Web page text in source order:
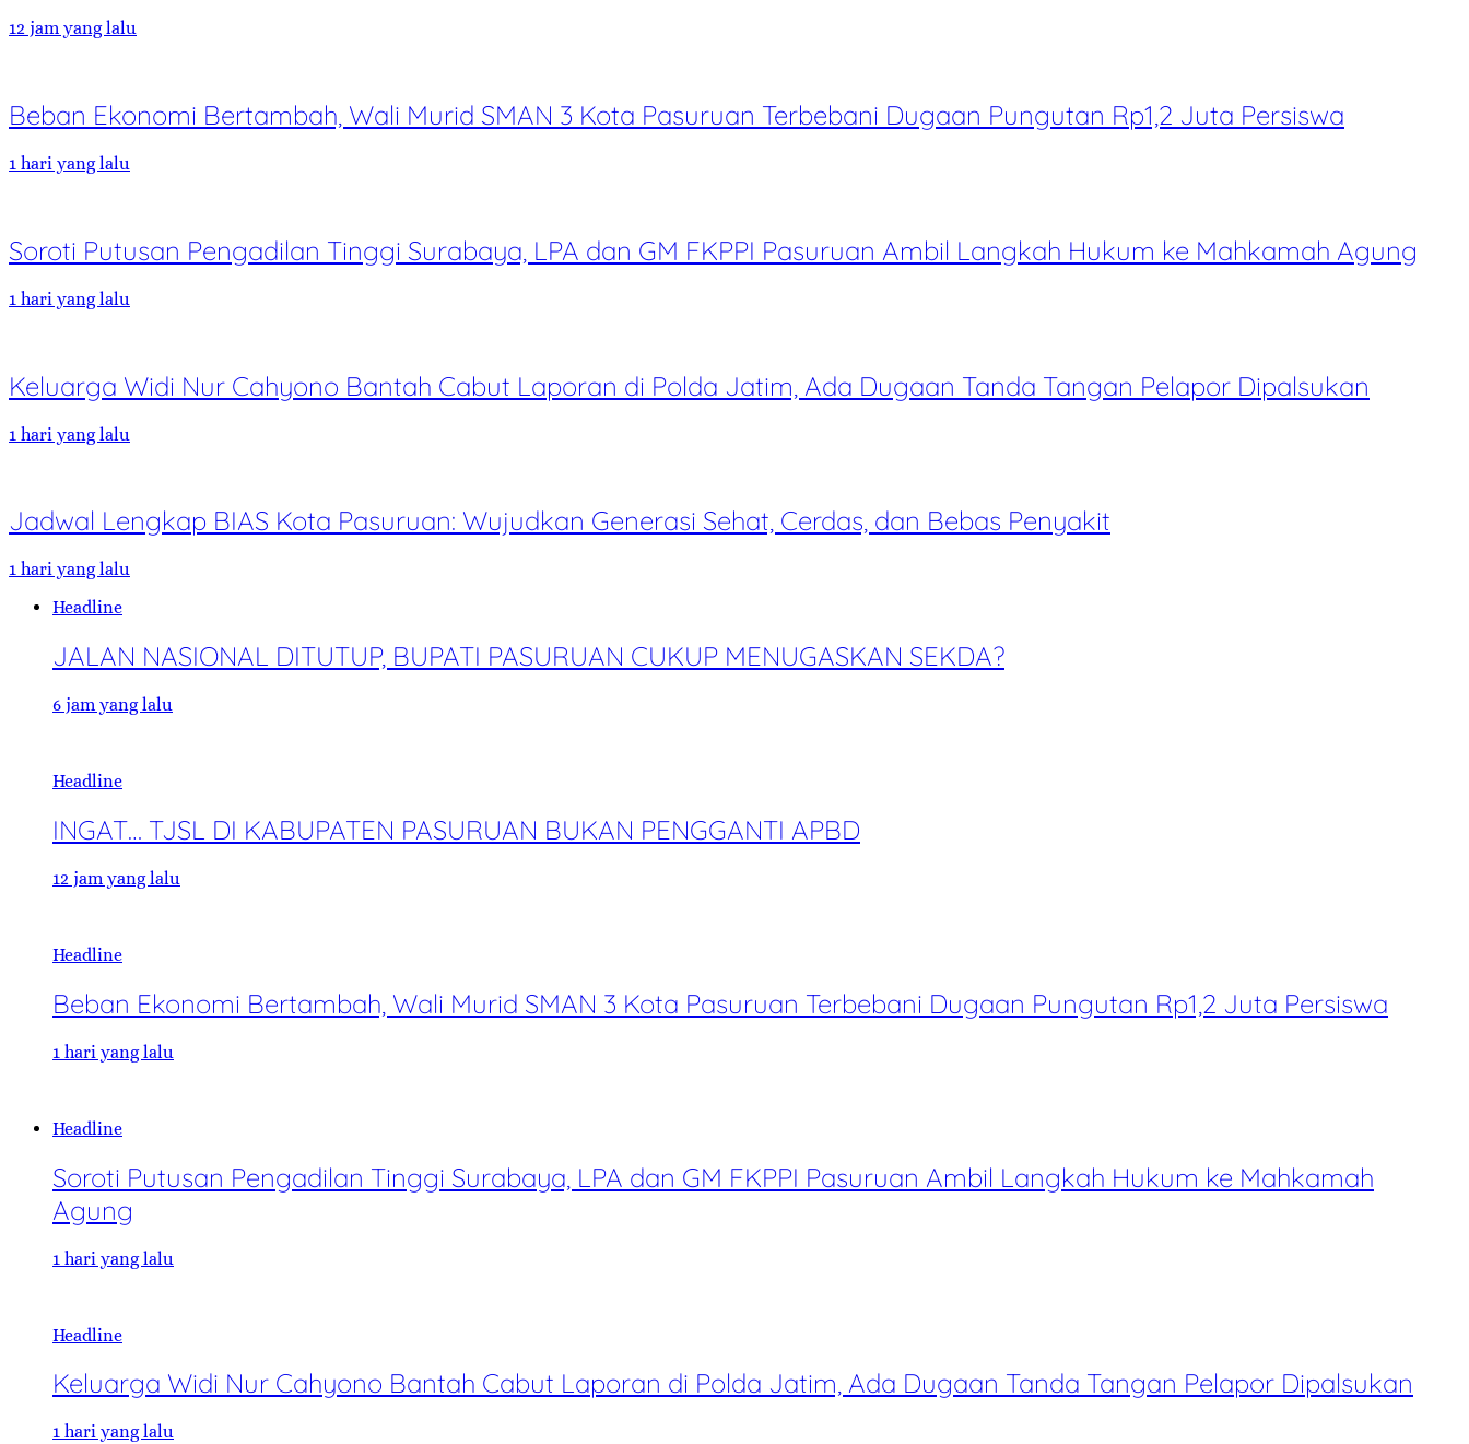
12 jam yang lalu
Beban Ekonomi Bertambah, Wali Murid SMAN 3 Kota Pasuruan Terbebani Dugaan Pungutan Rp1,2 Juta Persiswa
1 hari yang lalu
Soroti Putusan Pengadilan Tinggi Surabaya, LPA dan GM FKPPI Pasuruan Ambil Langkah Hukum ke Mahkamah Agung
1 hari yang lalu
Keluarga Widi Nur Cahyono Bantah Cabut Laporan di Polda Jatim, Ada Dugaan Tanda Tangan Pelapor Dipalsukan
1 hari yang lalu
Jadwal Lengkap BIAS Kota Pasuruan: Wujudkan Generasi Sehat, Cerdas, dan Bebas Penyakit
1 hari yang lalu
Headline
JALAN NASIONAL DITUTUP, BUPATI PASURUAN CUKUP MENUGASKAN SEKDA?
6 jam yang lalu
Headline
INGAT… TJSL DI KABUPATEN PASURUAN BUKAN PENGGANTI APBD
12 jam yang lalu
Headline
Beban Ekonomi Bertambah, Wali Murid SMAN 3 Kota Pasuruan Terbebani Dugaan Pungutan Rp1,2 Juta Persiswa
1 hari yang lalu
Headline
Soroti Putusan Pengadilan Tinggi Surabaya, LPA dan GM FKPPI Pasuruan Ambil Langkah Hukum ke Mahkamah
Agung
1 hari yang lalu
Headline
Keluarga Widi Nur Cahyono Bantah Cabut Laporan di Polda Jatim, Ada Dugaan Tanda Tangan Pelapor Dipalsukan
1 hari yang lalu